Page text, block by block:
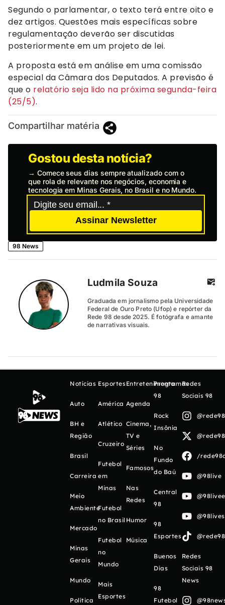
Segundo o parlamentar, o texto terá entre oito e
dez artigos. Questões mais específicas sobre
regulamentação deverão ser discutidas
posteriormente em um projeto de lei.
A proposta está em análise em uma comissão
especial da Câmara dos Deputados. A previsão é
que o relatório seja lido na próxima segunda-feira
(25/5).
Compartilhar matéria
Gostou desta notícia?
→ Comece seus dias sempre atualizado com o
que rola de relevante nos negócios, economia e
tecnologia em Minas Gerais, no Brasil e no Mundo.
Assinar Newsletter
98 News
Ludmila Souza
Graduada em jornalismo pela Universidade
Federal de Ouro Preto (Ufop) e repórter da
Rede 98 desde 2025. É fotógrafa e amante
de narrativas visuais.
Notícias
Auto
BH e
Região
Brasil
Carreira
Meio
Ambiente
Mercado
Minas
Gerais
Mundo
Política
Esportes
América
Atlético
Cruzeiro
Futebol
em
Minas
Futebol
no Brasil
Futebol
no
Mundo
Mais
Esportes
Entretenimento
Agenda
Cinema,
TV e
Séries
Famosos
Nas
Redes
Humor
Música
Programas
98
Rock
Insônia
No
Fundo
do Baú
Central
98
98
Esportes
Buenos
Días
98
Futebol
Redes
Sociais 98
/
@98live
Redes
Sociais 98
News